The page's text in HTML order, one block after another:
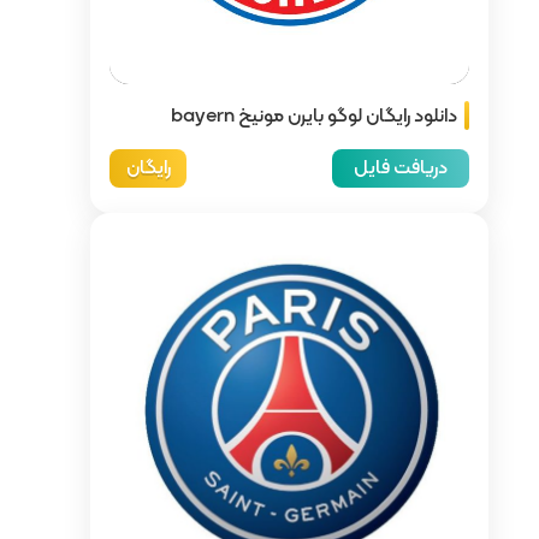
دانلود رایگان لوگو بایرن مونیخ bayern
رایگان